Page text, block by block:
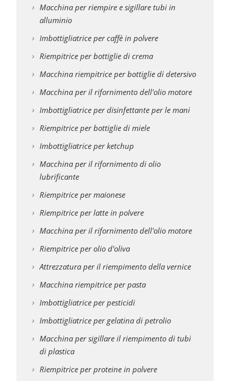
Macchina per riempire e sigillare tubi in
alluminio
Imbottigliatrice per caffè in polvere
Riempitrice per bottiglie di crema
Macchina riempitrice per bottiglie di detersivo
Macchina per il rifornimento dell'olio motore
Imbottigliatrice per disinfettante per le mani
Riempitrice per bottiglie di miele
Imbottigliatrice per ketchup
Macchina per il rifornimento di olio
lubrificante
Riempitrice per maionese
Riempitrice per latte in polvere
Macchina per il rifornimento dell'olio motore
Riempitrice per olio d'oliva
Attrezzatura per il riempimento della vernice
Macchina riempitrice per pasta
Imbottigliatrice per pesticidi
Imbottigliatrice per gelatina di petrolio
Macchina per sigillare il riempimento di tubi
di plastica
Riempitrice per proteine in polvere